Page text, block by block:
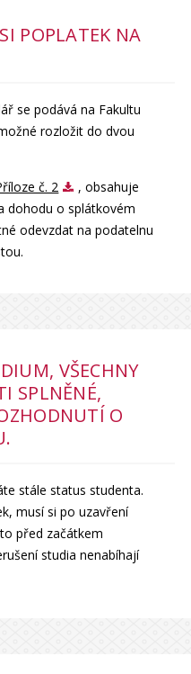
POPLATEK NA
se podává na Fakultu
rozložit do dvou
č. 2
, obsahuje
dohodu o splátkovém
odevzdat na podatelnu
VŠECHNY
SPLNĚNÉ,
O
stále status studenta.
musí si po uzavření
před začátkem
studia nenabíhají